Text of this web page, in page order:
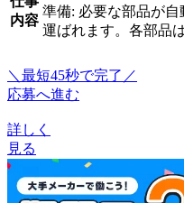
内容
準備: 必要な部品が
運ばれます。各部品
＼最短45秒で完了／
応募へ進む
詳しく
見る